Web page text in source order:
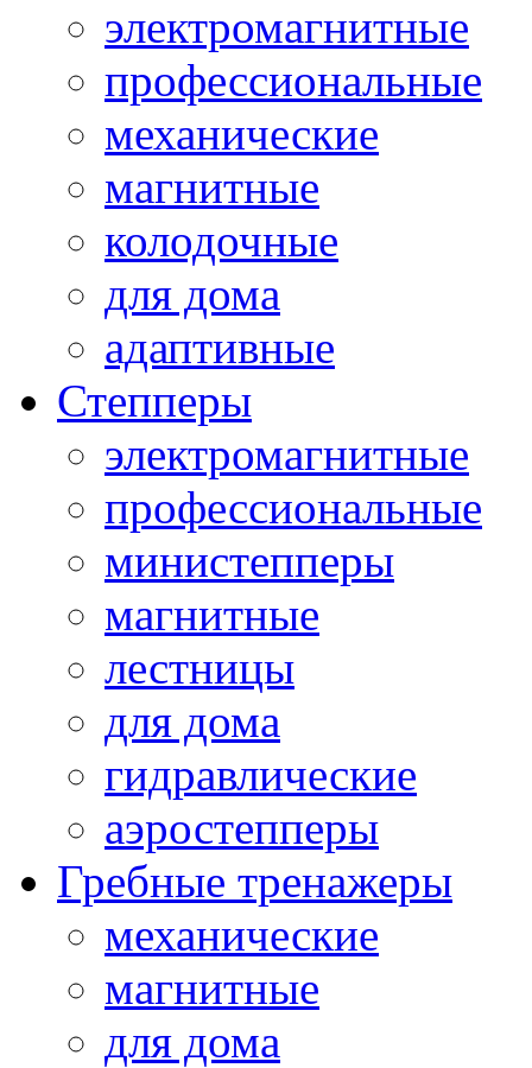
электромагнитные
профессиональные
механические
магнитные
колодочные
для дома
адаптивные
Степперы
электромагнитные
профессиональные
министепперы
магнитные
лестницы
для дома
гидравлические
аэростепперы
Гребные тренажеры
механические
магнитные
для дома